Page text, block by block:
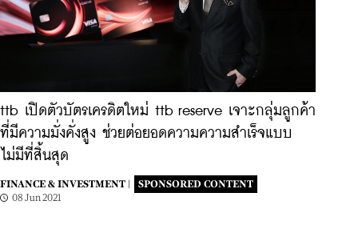
ttb เปิดตัวบัตรเครดิตใหม่ ttb reserve เจาะกลุ่มลูกค้า
ที่มีความมั่งคั่งสูง ช่วยต่อยอดความความสำเร็จแบบ
ไม่มีที่สิ้นสุด
FINANCE & INVESTMENT |
SPONSORED CONTENT
08 Jun 2021